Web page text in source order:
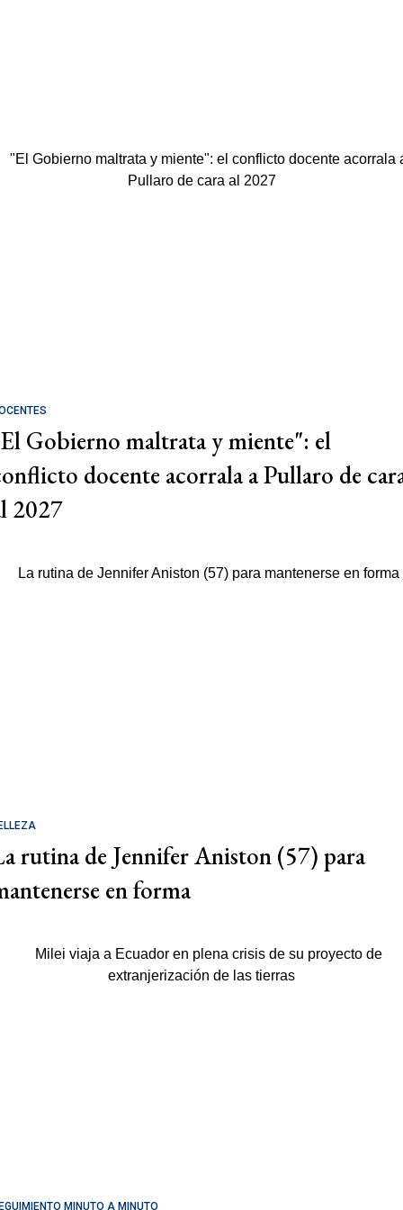
Gobierno maltrata y miente": el
docente acorrala a Pullaro de
2027
rutina de Jennifer Aniston (57) para
en forma
MINUTO A MINUTO